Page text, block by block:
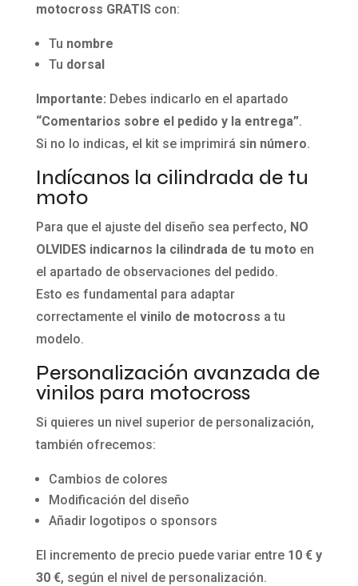
motocross GRATIScon:
Tu nombre
Tu dorsal
Importante: Debes indicarlo en el apartado
“Comentarios sobre el pedido y la entrega”.
Si no lo indicas, el kit se imprimirá sin número.
Indícanos la cilindrada de tu
moto
Para que el ajuste del diseño sea perfecto, NO
OLVIDES indicarnos la cilindrada de tu moto en
el apartado de observaciones del pedido.
Esto es fundamental para adaptar
correctamente el vinilo de motocross a tu
modelo.
Personalización avanzada de
vinilos para motocross
Si quieres un nivel superior de personalización,
también ofrecemos:
Cambios de colores
Modificación del diseño
Añadir logotipos o sponsors
El incremento de precio puede variar entre 10 € y
30 €, según el nivel de personalización.